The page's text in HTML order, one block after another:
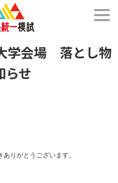
学会場 落とし物
らせ
りがとうございます。